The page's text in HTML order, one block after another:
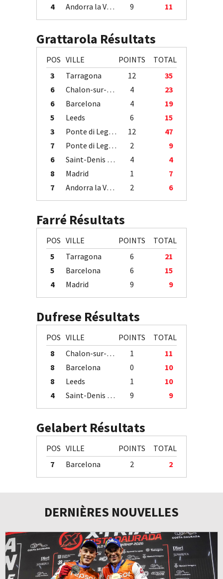
4 Andorra la Vella 9 11
Grattarola Résultats
POS VILLE POINTS
TOTAL
3
Tarragona 12
35
6
Chalon-sur-Saône 4
23
6
Barcelona 4
19
5
Leeds 6
15
3
Ponte di Legno 12
47
7
Ponte di Legno 2
9
6
Saint-Denis / Île de la Réunion 4
4
8
Madrid 1
7
7
Andorra la Vella 2 6
Farré Résultats
POS VILLE POINTS
TOTAL
5
Tarragona 6
21
5
Barcelona 6
15
4
Madrid 9 9
Dufrese Résultats
POS VILLE POINTS
TOTAL
8
Chalon-sur-Saône 1
11
8
Barcelona 0
10
8
Leeds 1
10
4
Saint-Denis / Île de la Réunion 9 9
Gelabert Résultats
POS VILLE POINTS
TOTAL
7
Barcelona 2 2
DERNIÈRES NOUVELLES